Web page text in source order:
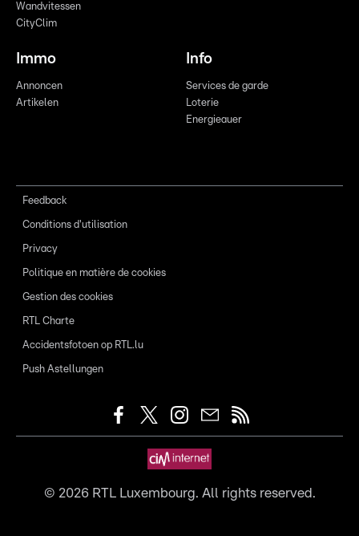
Wandvitessen
CityClim
Immo
Annoncen
Artikelen
Info
Services de garde
Loterie
Energieauer
Feedback
Conditions d'utilisation
Privacy
Politique en matière de cookies
Gestion des cookies
RTL Charte
Accidentsfotoen op RTL.lu
Push Astellungen
© 2026RTL Luxembourg. All rights reserved.